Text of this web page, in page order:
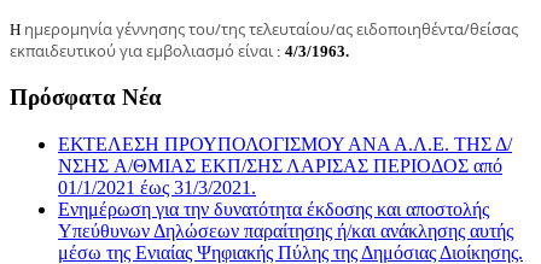
Η ημερομηνία γέννησης του/της τελευταίου/ας ειδοποιηθέντα/θείσας
εκπαιδευτικού για εμβολιασμό είναι: 4/3/1963.
Πρόσφατα Νέα
ΕΚΤΕΛΕΣΗ ΠΡΟΥΠΟΛΟΓΙΣΜΟΥ ΑΝΑ Α.Λ.Ε. ΤΗΣ Δ/
ΝΣΗΣ A/ΘΜΙΑΣ ΕΚΠ/ΣΗΣ ΛΑΡΙΣΑΣ ΠΕΡΙΟΔΟΣ από
01/1/2021 έως 31/3/2021.
Ενημέρωση για την δυνατότητα έκδοσης και αποστολής
Υπεύθυνων Δηλώσεων παραίτησης ή/και ανάκλησης αυτής
μέσω της Ενιαίας Ψηφιακής Πύλης της Δημόσιας Διοίκησης.